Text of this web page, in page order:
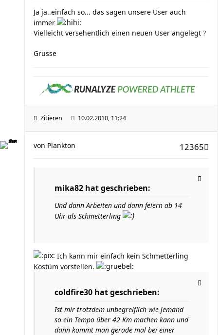
Ja ja..einfach so... das sagen unsere User auch
immer
Vielleicht versehentlich einen neuen User angelegt ?
Grüsse
Zitieren 10.02.2010, 11:24
12365
von Plankton
mika82 hat geschrieben:
Und dann Arbeiten und dann feiern ab 14
Uhr als Schmetterling
Ich kann mir einfach kein Schmetterling
Kostüm vorstellen.
coldfire30 hat geschrieben:
Ist mir trotzdem unbegreiflich wie jemand
so ein Tempo über 42 Km machen kann und
dann kommt man gerade mal bei einer